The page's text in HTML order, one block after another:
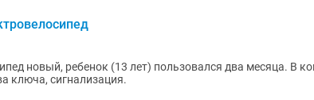
новый, ребенок (13 лет) пользовался два месяца. В
ключа, сигнализация.